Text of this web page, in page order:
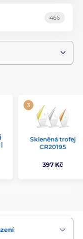
466
Skleněná trofej
CR20195
397 Kč